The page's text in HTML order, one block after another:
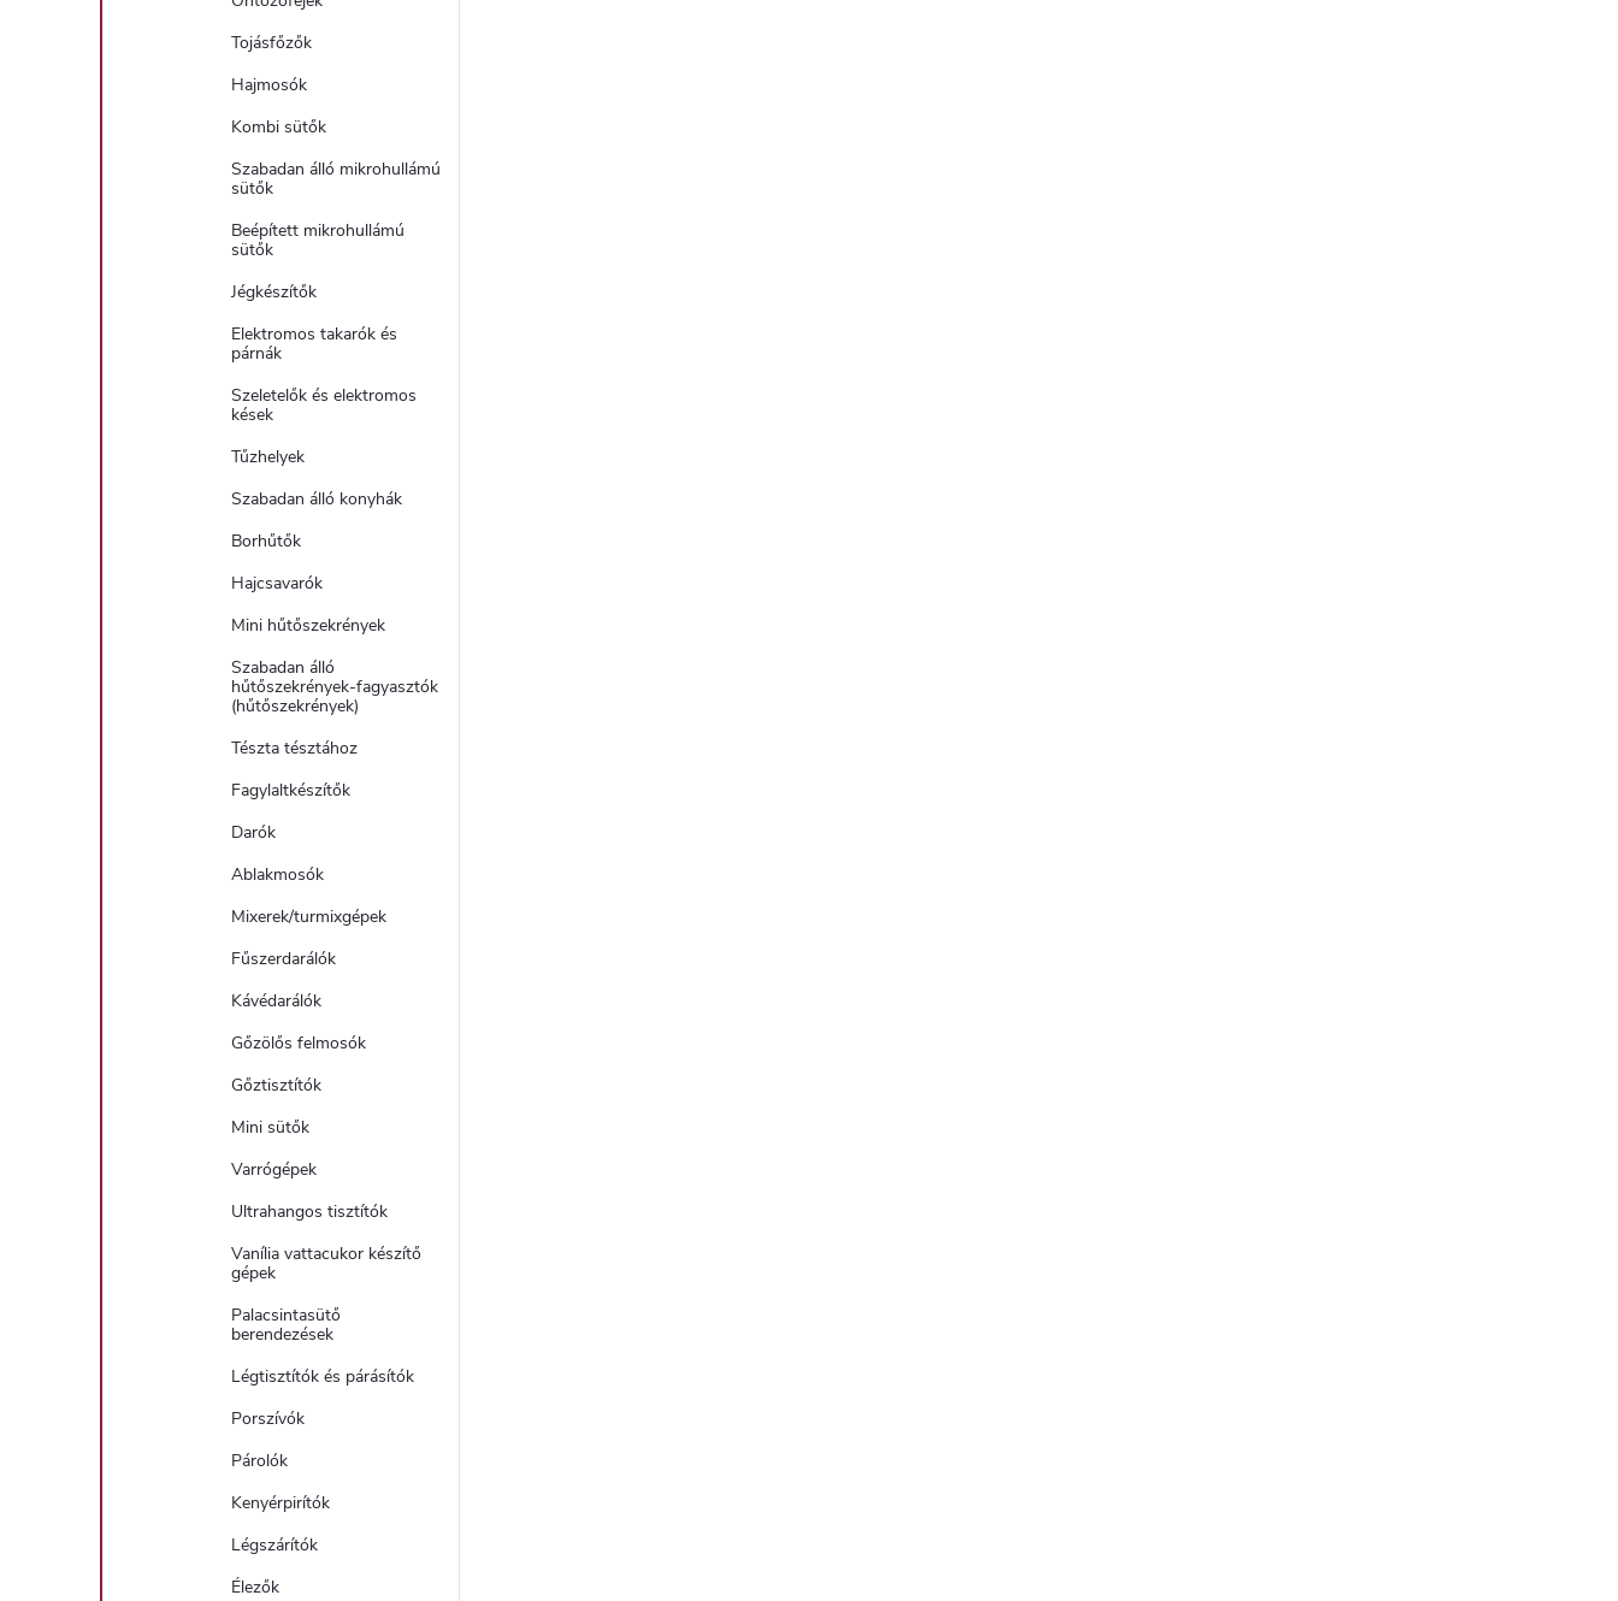
Tojásfőzők
Hajmosók
Kombi sütők
Szabadan álló mikrohullámú
sütők
Beépített mikrohullámú
sütők
Jégkészítők
Elektromos takarók és
párnák
Szeletelők és elektromos
kések
Tűzhelyek
Szabadan álló konyhák
Borhűtők
Hajcsavarók
Mini hűtőszekrények
Szabadan álló
hűtőszekrények-fagyasztók
(hűtőszekrények)
Tészta tésztához
Fagylaltkészítők
Darók
Ablakmosók
Mixerek/turmixgépek
Fűszerdarálók
Kávédarálók
Gőzölős felmosók
Gőztisztítók
Mini sütők
Varrógépek
Ultrahangos tisztítók
Vanília vattacukor készítő
gépek
Palacsintasütő
berendezések
Légtisztítók és párásítók
Porszívók
Párolók
Kenyérpirítók
Légszárítók
Élezők